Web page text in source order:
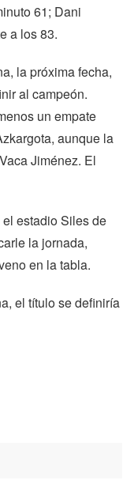
61; Dani
a los 83.
la próxima fecha,
al campeón.
un empate
aunque la
Jiménez. El
estadio Siles de
la jornada,
en la tabla.
el título se definiría